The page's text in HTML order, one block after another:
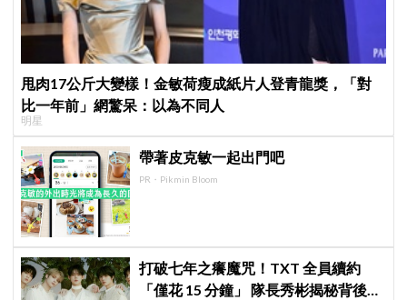
甩肉17公斤大變樣！金敏荷瘦成紙片人登青龍獎，「對
比一年前」網驚呆：以為不同人
明星
帶著皮克敏一起出門吧
PR・Pikmin Bloom
打破七年之癢魔咒！TXT 全員續約
「僅花 15 分鐘」 隊長秀彬揭秘背後原